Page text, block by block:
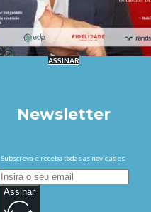
ASSINAR
Newsletter
Subscreva e receba todas as novidades.
Assinar